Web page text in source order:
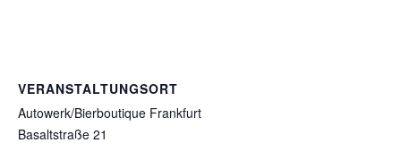
VERANSTALTUNGSORT
Autowerk/Bierboutique Frankfurt
Basaltstraße 21